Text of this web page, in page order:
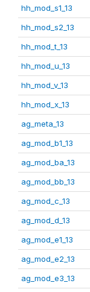
hh_mod_s1_13
hh_mod_s2_13
hh_mod_t_13
hh_mod_u_13
hh_mod_v_13
hh_mod_x_13
ag_meta_13
ag_mod_b1_13
ag_mod_ba_13
ag_mod_bb_13
ag_mod_c_13
ag_mod_d_13
ag_mod_e1_13
ag_mod_e2_13
ag_mod_e3_13